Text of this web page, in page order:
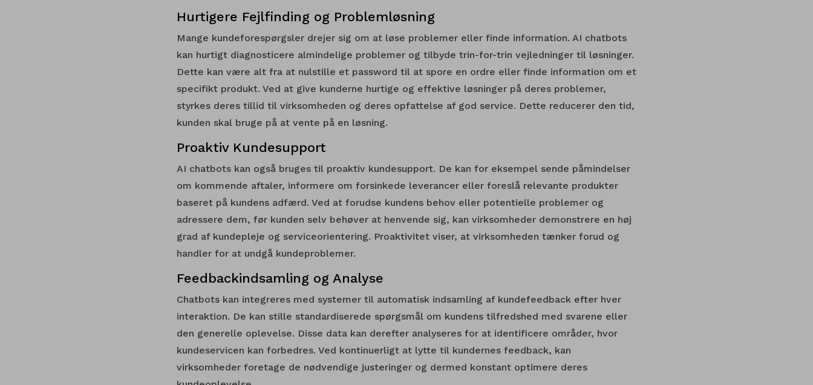
Hurtigere Fejlfinding og Problemløsning
Mange kundeforespørgsler drejer sig om at løse problemer eller finde information. AI chatbots
kan hurtigt diagnosticere almindelige problemer og tilbyde trin-for-trin vejledninger til løsninger.
Dette kan være alt fra at nulstille et password til at spore en ordre eller finde information om et
specifikt produkt. Ved at give kunderne hurtige og effektive løsninger på deres problemer,
styrkes deres tillid til virksomheden og deres opfattelse af god service. Dette reducerer den tid,
kunden skal bruge på at vente på en løsning.
Proaktiv Kundesupport
AI chatbots kan også bruges til proaktiv kundesupport. De kan for eksempel sende påmindelser
om kommende aftaler, informere om forsinkede leverancer eller foreslå relevante produkter
baseret på kundens adfærd. Ved at forudse kundens behov eller potentielle problemer og
adressere dem, før kunden selv behøver at henvende sig, kan virksomheder demonstrere en høj
grad af kundepleje og serviceorientering. Proaktivitet viser, at virksomheden tænker forud og
handler for at undgå kundeproblemer.
Feedbackindsamling og Analyse
Chatbots kan integreres med systemer til automatisk indsamling af kundefeedback efter hver
interaktion. De kan stille standardiserede spørgsmål om kundens tilfredshed med svarene eller
den generelle oplevelse. Disse data kan derefter analyseres for at identificere områder, hvor
kundeservicen kan forbedres. Ved kontinuerligt at lytte til kundernes feedback, kan
virksomheder foretage de nødvendige justeringer og dermed konstant optimere deres